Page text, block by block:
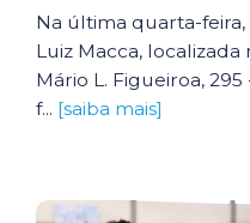
Na última quarta-feira,
Luiz Macca, localizada
Mário L. Figueiroa,
f... [saiba mais]